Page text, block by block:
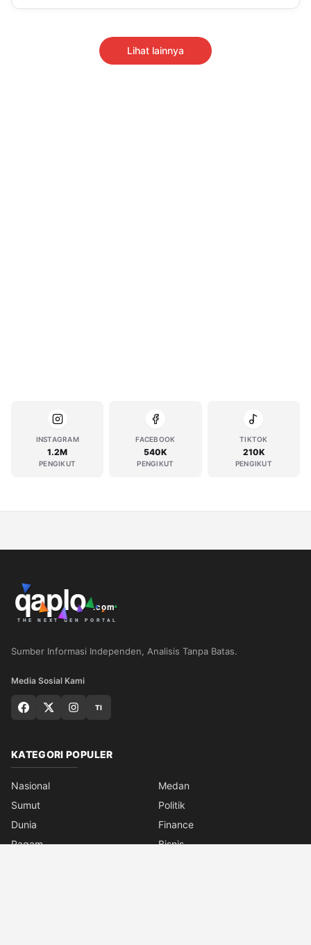
Lihat lainnya
INSTAGRAM
1.2M
PENGIKUT
FACEBOOK
540K
PENGIKUT
TIKTOK
210K
PENGIKUT
Sumber Informasi Independen, Analisis Tanpa Batas.
Media Sosial Kami
TI
KATEGORI POPULER
Nasional
Medan
Sumut
Politik
Dunia
Finance
Ragam
Bisnis